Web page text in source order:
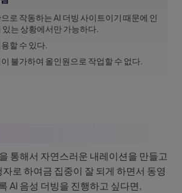
로 작동하는 AI 더빙 사이트이기 때문에 인
있는 상황에서만 가능하다.
할 수 있다.
불가하여 올인원으로 작업할 수 없다.
을 통해서 자연스러운 내레이션을 만들고
로 하여금 집중이 잘 되게 하면서 동영
AI 음성 더빙을 진행하고 싶다면,